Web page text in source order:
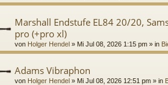
Marshall Endstufe EL84 20/20,
pro (+pro xl)
von Holger Hendel » Mi Jul 08, 2026 1:15 pm » in
Adams Vibraphon
von Holger Hendel » Mi Jul 08, 2026 12:51 pm » in